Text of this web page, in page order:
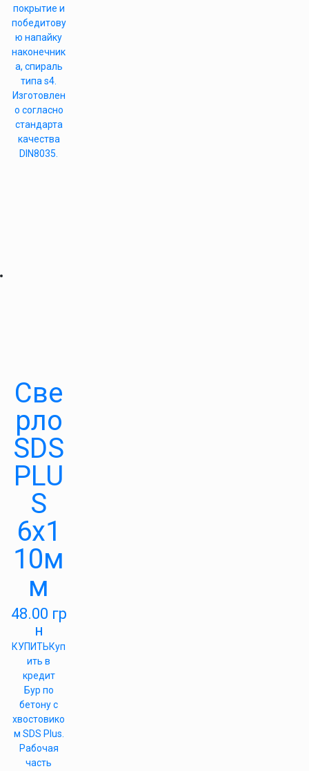
покрытие и
победитову
ю напайку
наконечник
а, спираль
типа s4.
Изготовлен
о согласно
стандарта
качества
DIN8035.
Све
рло
SDS
PLU
S
6х1
10м
м
48.00 гр
н
КУПИТЬКуп
ить в
кредит
Бур по
бетону с
хвостовико
м SDS Plus.
Рабочая
часть